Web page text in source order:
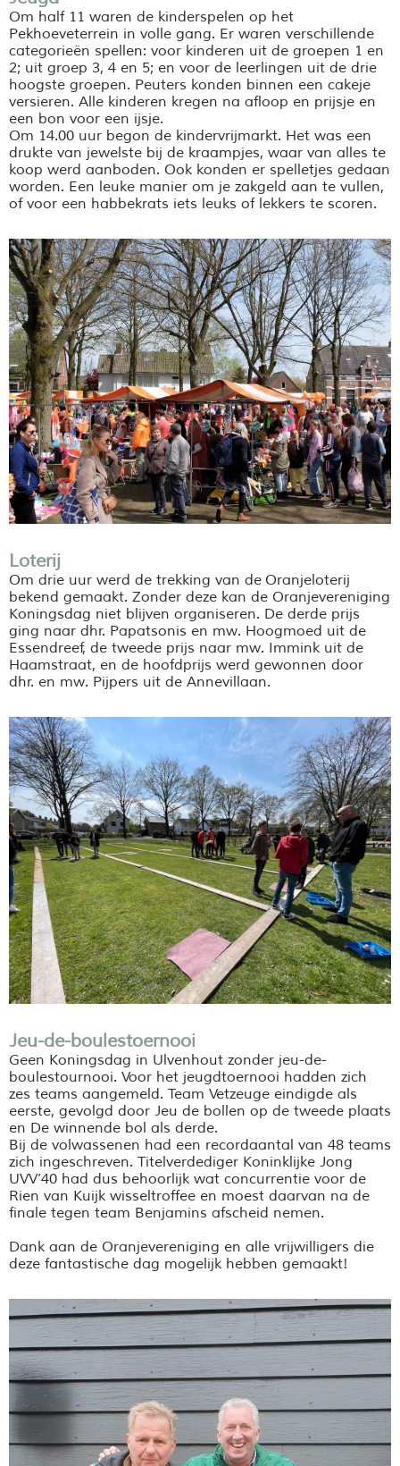
Om half 11 waren de kinderspelen op het
Pekhoeveterrein in volle gang. Er waren verschillende
categorieën spellen: voor kinderen uit de groepen 1 en
2; uit groep 3, 4 en 5; en voor de leerlingen uit de drie
hoogste groepen. Peuters konden binnen een cakeje
versieren. Alle kinderen kregen na afloop en prijsje en
een bon voor een ijsje.
Om 14.00 uur begon de kindervrijmarkt. Het was een
drukte van jewelste bij de kraampjes, waar van alles te
koop werd aanboden. Ook konden er spelletjes gedaan
worden. Een leuke manier om je zakgeld aan te vullen,
of voor een habbekrats iets leuks of lekkers te scoren.
Loterij
Om drie uur werd de trekking van de Oranjeloterij
bekend gemaakt. Zonder deze kan de Oranjevereniging
Koningsdag niet blijven organiseren. De derde prijs
ging naar dhr. Papatsonis en mw. Hoogmoed uit de
Essendreef, de tweede prijs naar mw. Immink uit de
Haamstraat, en de hoofdprijs werd gewonnen door
dhr. en mw. Pijpers uit de Annevillaan.
Jeu-de-boulestoernooi
Geen Koningsdag in Ulvenhout zonder jeu-de-
boulestournooi. Voor het jeugdtoernooi hadden zich
zes teams aangemeld. Team Vetzeuge eindigde als
eerste, gevolgd door Jeu de bollen op de tweede plaats
en De winnende bol als derde.
Bij de volwassenen had een recordaantal van 48 teams
zich ingeschreven. Titelverdediger Koninklijke Jong
UVV’40 had dus behoorlijk wat concurrentie voor de
Rien van Kuijk wisseltroffee en moest daarvan na de
finale tegen team Benjamins afscheid nemen.
Dank aan de Oranjevereniging en alle vrijwilligers die
deze fantastische dag mogelijk hebben gemaakt!